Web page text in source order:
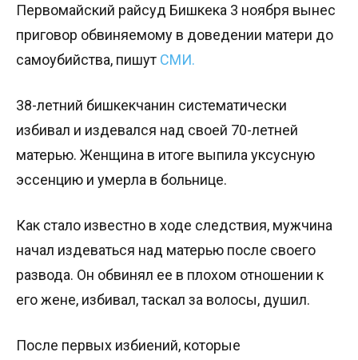
Первомайский райсуд Бишкека 3 ноября вынес
приговор обвиняемому в доведении матери до
самоубийства, пишут СМИ.
38-летний бишкекчанин систематически
избивал и издевался над своей 70-летней
матерью. Женщина в итоге выпила уксусную
эссенцию и умерла в больнице.
Как стало известно в ходе следствия, мужчина
начал издеваться над матерью после своего
развода. Он обвинял ее в плохом отношении к
его жене, избивал, таскал за волосы, душил.
После первых избиений, которые